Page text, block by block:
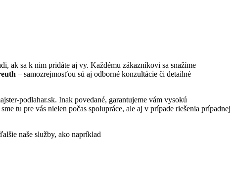
ak sa k nim pridáte aj vy. Každému zákazníkovi sa snažíme
– samozrejmosťou sú aj odborné konzultácie či detailné
podlahar.sk. Inak povedané, garantujeme vám vysokú
tu pre vás nielen počas spolupráce, ale aj v prípade riešenia prípadnej
naše služby, ako napríklad